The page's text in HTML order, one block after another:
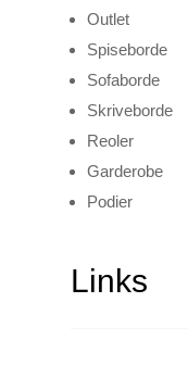
Outlet
Spiseborde
Sofaborde
Skriveborde
Reoler
Garderobe
Podier
Links